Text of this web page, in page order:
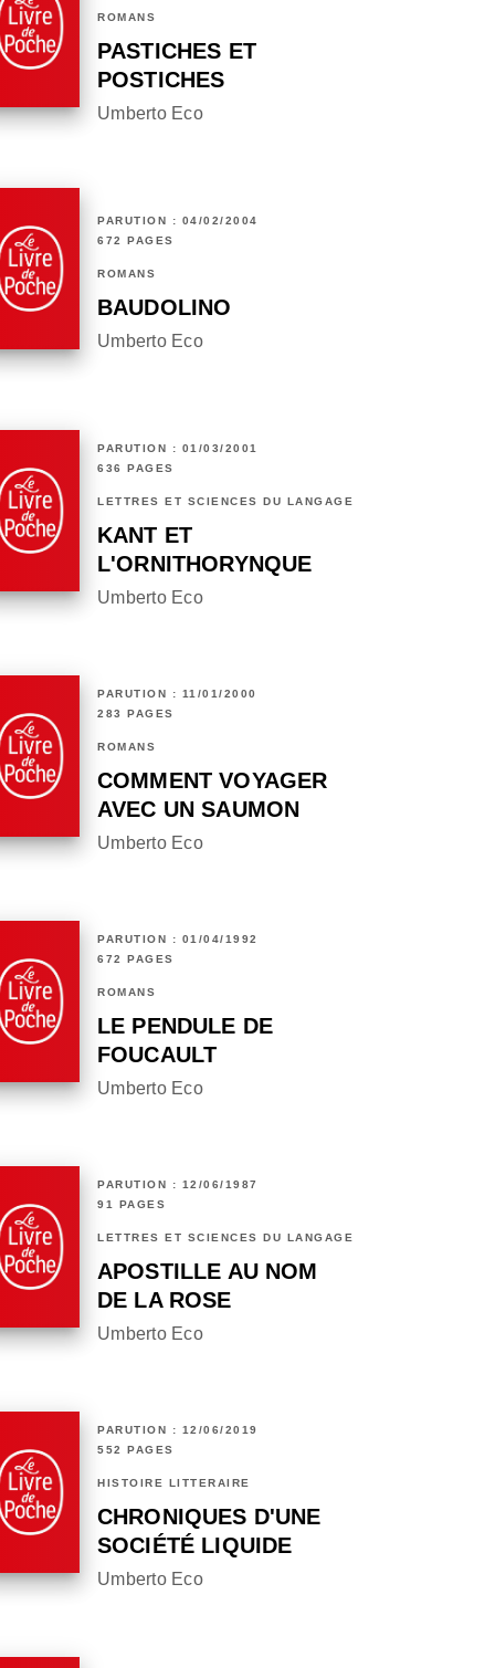
ROMANS
PASTICHES ET
POSTICHES
Umberto Eco
PARUTION : 04/02/2004
672 PAGES
ROMANS
BAUDOLINO
Umberto Eco
PARUTION : 01/03/2001
636 PAGES
LETTRES ET SCIENCES DU LANGAGE
KANT ET
L'ORNITHORYNQUE
Umberto Eco
PARUTION : 11/01/2000
283 PAGES
ROMANS
COMMENT VOYAGER
AVEC UN SAUMON
Umberto Eco
PARUTION : 01/04/1992
672 PAGES
ROMANS
LE PENDULE DE
FOUCAULT
Umberto Eco
PARUTION : 12/06/1987
91 PAGES
LETTRES ET SCIENCES DU LANGAGE
APOSTILLE AU NOM
DE LA ROSE
Umberto Eco
PARUTION : 12/06/2019
552 PAGES
HISTOIRE LITTÉRAIRE
CHRONIQUES D'UNE
SOCIÉTÉ LIQUIDE
Umberto Eco